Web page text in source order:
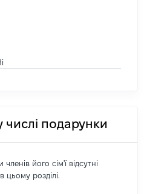
числі подарунки
його сім'ї відсутні
цьому розділі.